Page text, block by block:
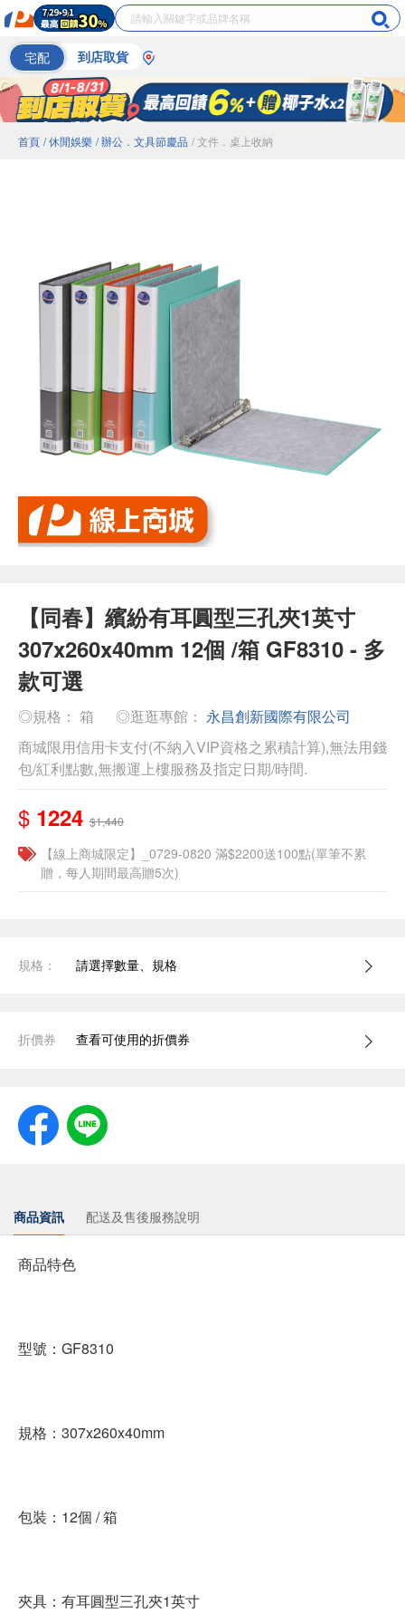
宅配 到店取貨
首頁 / 休閒娛樂 / 辦公．文具節慶品 / 文件．桌上收納
【同春】繽紛有耳圓型三孔夾1英寸
307x260x40mm 12個 /箱 GF8310 - 多
款可選
◎規格： 箱 ◎逛逛專館： 永昌創新國際有限公司
商城限用信用卡支付(不納入VIP資格之累積計算),無法用錢
包/紅利點數,無搬運上樓服務及指定日期/時間.
$ 1224 $1,440
【線上商城限定】_0729-0820 滿$2200送100點(單筆不累
贈，每人期間最高贈5次)
規格： 請選擇數量、規格
折價券 查看可使用的折價券
商品資訊 配送及售後服務說明
商品特色
型號：GF8310
規格：307x260x40mm
包裝：12個 / 箱
夾具：有耳圓型三孔夾1英寸